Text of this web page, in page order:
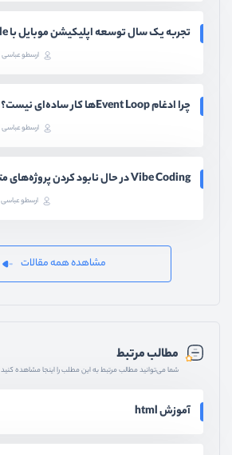
تجربه یک سال توسعه اپلیکیشن موبایل با GoMobile
ارسطو عباسی
چرا ادغام Event Loopها کار ساده‌ای نیست؟
ارسطو عباسی
Vibe Coding در حال نابود کردن پروژه‌های متن‌باز است
ارسطو عباسی
مشاهده همه مقالات
مطالب مرتبط
شما می‌توانید مطالب مرتبط به این مطلب را اینجا مشاهده کنید
آموزش html